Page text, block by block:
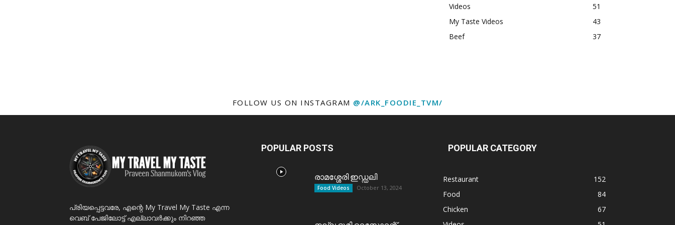
Videos
51
My Taste Videos
43
Beef
37
FOLLOW US ON INSTAGRAM @/ARK_FOODIE_TVM/
പ്രിയപ്പെട്ടവരേ, എന്റെ My Travel My Taste എന്ന
വെബ് പേജിലോട്ട് എല്ലാവർക്കും നിറഞ്ഞ
POPULAR POSTS
രാമശ്ശേരി ഇഡ്ഡലി
Food Videos October 13, 2024
POPULAR CATEGORY
Restaurant
152
Food
84
Chicken
67